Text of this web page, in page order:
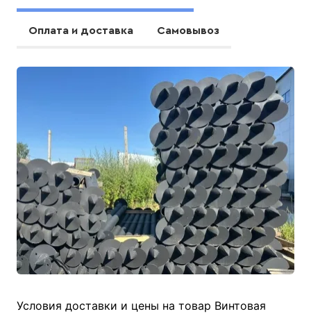
Оплата и доставка Самовывоз
Условия доставки и цены на товар Винтовая